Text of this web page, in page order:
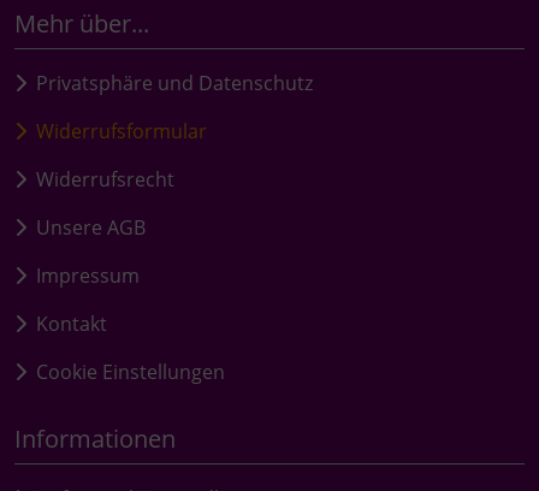
Mehr über...
Privatsphäre und Datenschutz
Widerrufsformular
Widerrufsrecht
Unsere AGB
Impressum
Kontakt
Cookie Einstellungen
Informationen